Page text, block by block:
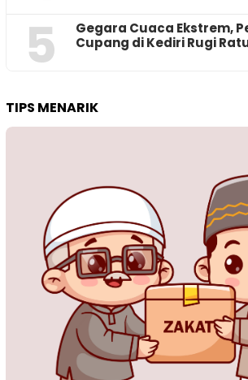
5
‎Gegara Cuaca Ekstrem,
Cupang di Kediri Rugi
TIPS MENARIK